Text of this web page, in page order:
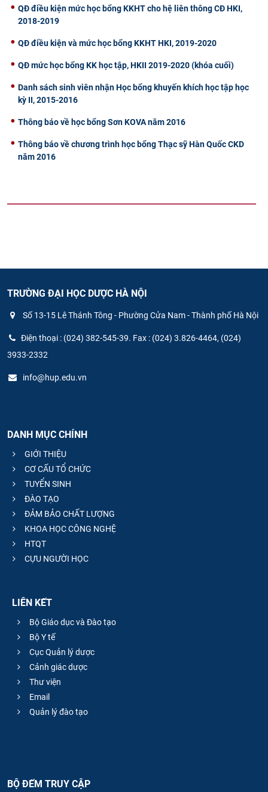
QĐ điều kiện mức học bổng KKHT cho hệ liên thông CĐ HKI,
2018-2019
QĐ điều kiện và mức học bổng KKHT HKI, 2019-2020
QĐ mức học bổng KK học tập, HKII 2019-2020 (khóa cuối)
Danh sách sinh viên nhận Học bổng khuyến khích học tập học
kỳ II, 2015-2016
Thông báo về học bổng Sơn KOVA năm 2016
Thông báo về chương trình học bổng Thạc sỹ Hàn Quốc CKD
năm 2016
TRƯỜNG ĐẠI HỌC DƯỢC HÀ NỘI
Số 13-15 Lê Thánh Tông - Phường Cửa Nam - Thành phố Hà Nội
Điện thoại : (024) 382-545-39. Fax : (024) 3.826-4464, (024)
3933-2332
info@hup.edu.vn
DANH MỤC CHÍNH
GIỚI THIỆU
CƠ CẤU TỔ CHỨC
TUYỂN SINH
ĐÀO TẠO
ĐẢM BẢO CHẤT LƯỢNG
KHOA HỌC CÔNG NGHỆ
HTQT
CỰU NGƯỜI HỌC
LIÊN KẾT
Bộ Giáo dục và Đào tạo
Bộ Y tế
Cục Quản lý dược
Cảnh giác dược
Thư viện
Email
Quản lý đào tạo
BỘ ĐẾM TRUY CẬP